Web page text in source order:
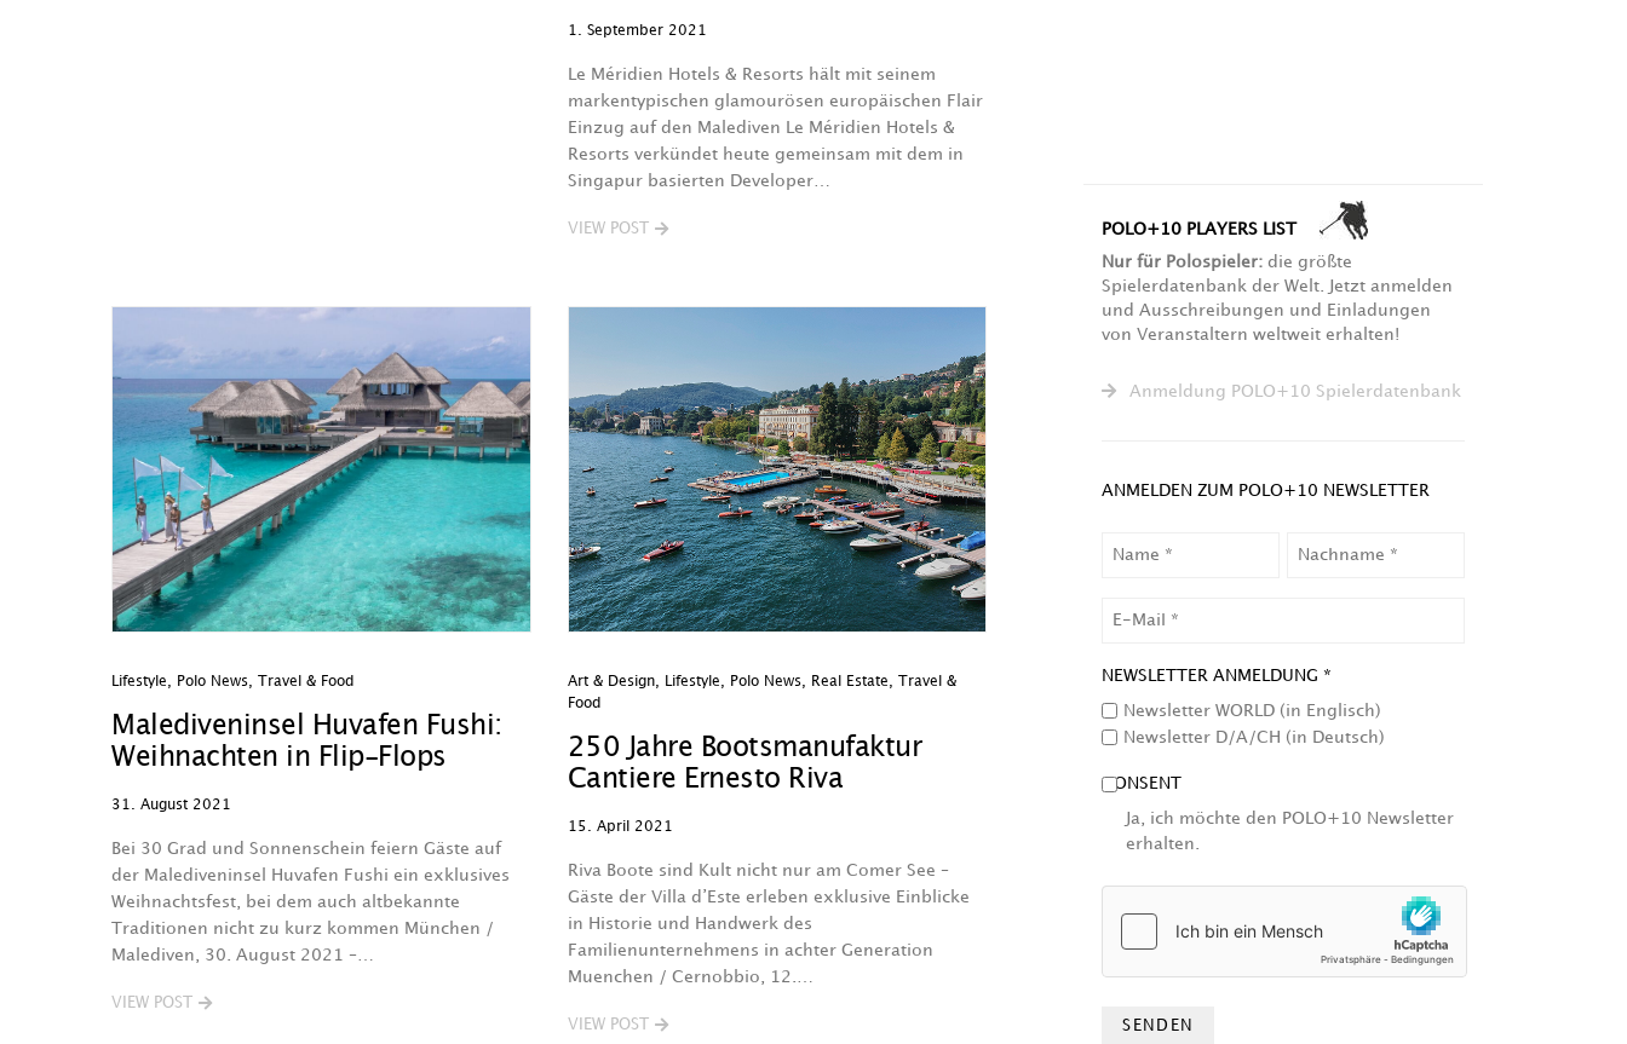
1. September 2021
Le Méridien Hotels & Resorts hält mit seinem
markentypischen glamourösen europäischen Flair
Einzug auf den Malediven Le Méridien Hotels &
Resorts verkündet heute gemeinsam mit dem in
Singapur basierten Developer…
VIEW POST
Lifestyle Polo News Travel & Food
Malediveninsel Huvafen Fushi:
Weihnachten in Flip-Flops
31. August 2021
Bei 30 Grad und Sonnenschein feiern Gäste auf
der Malediveninsel Huvafen Fushi ein exklusives
Weihnachtsfest, bei dem auch altbekannte
Traditionen nicht zu kurz kommen München /
Malediven, 30. August 2021 –…
VIEW POST
Art & Design, Lifestyle Polo News, Real Estate
Travel &
Food
250 Jahre Bootsmanufaktur
Cantiere Ernesto Riva
15. April 2021
Riva Boote sind Kult nicht nur am Comer See –
Gäste der Villa d’Este erleben exklusive Einblicke
in Historie und Handwerk des
Familienunternehmens in achter Generation
Muenchen / Cernobbio, 12.…
VIEW POST
POLO+10 PLAYERS LIST
Nur für Polospieler: die größte
Spielerdatenbank der Welt. Jetzt anmelden
und Ausschreibungen und Einladungen
von Veranstaltern weltweit erhalten!
Anmeldung POLO+10 Spielerdatenbank
ANMELDEN ZUM POLO+10 NEWSLETTER
NEWSLETTER ANMELDUNG *
Newsletter WORLD (in Englisch)
Newsletter D/A/CH (in Deutsch)
CONSENT
Ja, ich möchte den POLO+10 Newsletter
erhalten.